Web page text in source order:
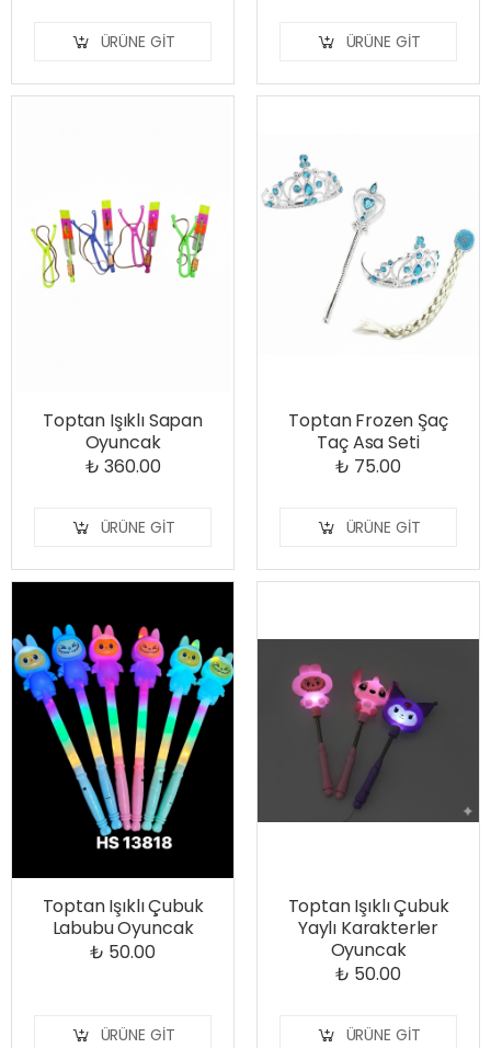
ÜRÜNE GIT ÜRÜNE GIT
Toptan Işıklı Sapan
Oyuncak
₺ 360.00
ÜRÜNE GIT
Toptan Frozen Şaç
Taç Asa Seti
₺ 75.00
ÜRÜNE GIT
Toptan Işıklı Çubuk
Labubu Oyuncak
₺ 50.00
ÜRÜNE GIT
Toptan Işıklı Çubuk
Yaylı Karakterler
Oyuncak
₺ 50.00
ÜRÜNE GIT